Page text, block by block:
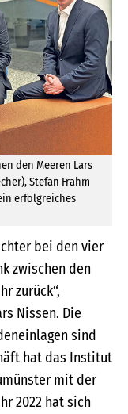
den Meeren Lars
Stefan Frahm
erfolgreiches
bei den vier
zwischen den
zurück“,
Nissen. Die
sind
hat das Institut
mit der
2022 hat sich